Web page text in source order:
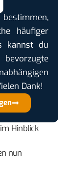
häufiger
kannst du
Dank!
Hinblick
nun